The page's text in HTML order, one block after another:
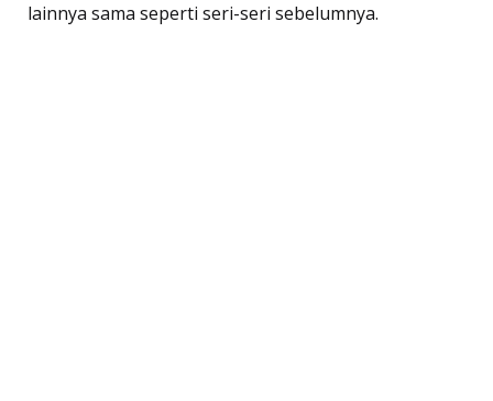
lainnya sama seperti seri-seri sebelumnya.